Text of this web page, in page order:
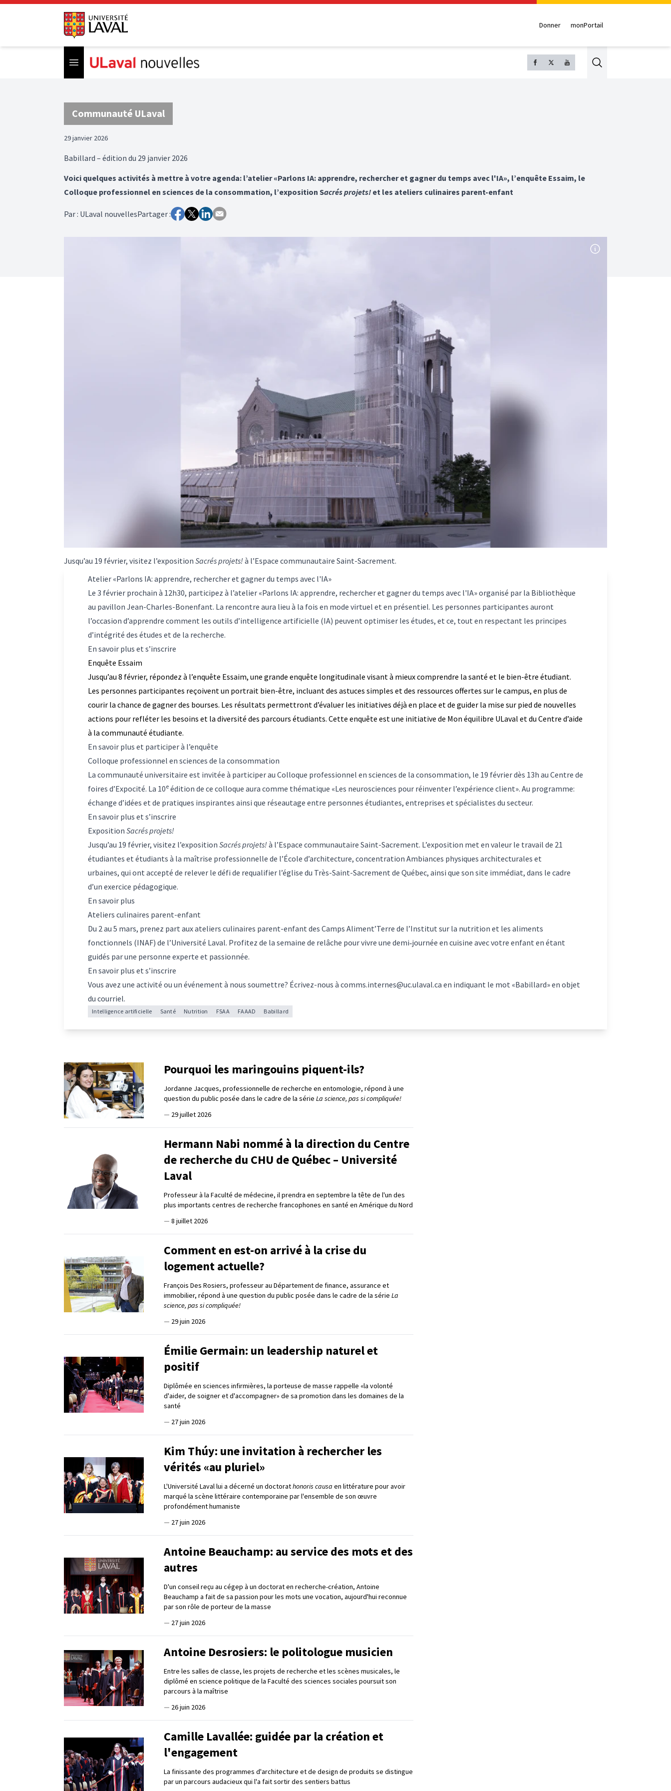
Donner monPortail
Open menu Search
Communauté ULaval
29 janvier 2026
Babillard – édition du 29 janvier 2026
Voici quelques activités à mettre à votre agenda: l’atelier «Parlons IA: apprendre, rechercher et gagner du temps avec l'IA», l’enquête Essaim, le
Colloque professionnel en sciences de la consommation, l’exposition Sacrés projets! et les ateliers culinaires parent-enfant
Par: ULaval nouvellesPartager :
Jusqu’au 19 février, visitez l’exposition Sacrés projets! à l’Espace communautaire Saint-Sacrement.
Atelier «Parlons IA: apprendre, rechercher et gagner du temps avec l'IA»
Le 3 février prochain à 12h30, participez à l’atelier «Parlons IA: apprendre, rechercher et gagner du temps avec l'IA»organisé par la Bibliothèque
au pavillon Jean-Charles-Bonenfant. La rencontre aura lieu à la fois en mode virtuel et en présentiel. Les personnes participantes auront
l’occasion d’apprendre comment les outils d’intelligence artificielle (IA) peuvent optimiser les études, et ce, tout en respectant les principes
d’intégrité des études et de la recherche.
En savoir plus et s’inscrire
Enquête Essaim
Jusqu’au 8 février, répondez à l’enquête Essaim, une grande enquête longitudinale visant à mieux comprendre la santé et le bien-être étudiant.
Les personnes participantes reçoivent un portrait bien-être, incluant des astuces simples et des ressources offertes sur le campus, en plus de
courir la chance de gagner des bourses. Les résultats permettront d’évaluer les initiatives déjà en place et de guider la mise sur pied de nouvelles
actions pour refléter les besoins et la diversité des parcours étudiants. Cette enquête est une initiative de Mon équilibre ULaval et du Centre d’aide
à la communauté étudiante.
En savoir plus et participer à l’enquête
Colloque professionnel en sciences de la consommation
La communauté universitaire est invitée à participer au Colloque professionnel en sciences de la consommation, le 19 février dès 13h au Centre de
foires d’Expocité. La 10e édition de ce colloque aura comme thématique «Les neurosciences pour réinventer l’expérience client». Au programme:
échange d’idées et de pratiques inspirantes ainsi que réseautage entre personnes étudiantes, entreprises et spécialistes du secteur.
En savoir plus et s’inscrire
Exposition Sacrés projets!
Jusqu’au 19 février, visitez l’exposition Sacrés projets! à l’Espace communautaire Saint-Sacrement. L’exposition met en valeur le travail de 21
étudiantes et étudiants à la maîtrise professionnelle de l’École d’architecture, concentration Ambiances physiques architecturales et
urbaines, qui ont accepté de relever le défi de requalifier l’église du Très-Saint-Sacrement de Québec, ainsi que son site immédiat, dans le cadre
d’un exercice pédagogique.
En savoir plus
Ateliers culinaires parent-enfant
Du 2 au 5 mars, prenez part aux ateliers culinaires parent-enfant des Camps Aliment’Terre de l’Institut sur la nutrition et les aliments
fonctionnels (INAF) de l’Université Laval. Profitez de la semaine de relâche pour vivre une demi‑journée en cuisine avec votre enfant en étant
guidés par une personne experte et passionnée.
En savoir plus et s’inscrire
Vous avez une activité ou un événement à nous soumettre? Écrivez-nous à comms.internes@uc.ulaval.ca en indiquant le mot «Babillard» en objet
du courriel.
Intelligence artificielle Santé Nutrition FSAA FAAAD Babillard
Pourquoi les maringouins piquent-ils?
Jordanne Jacques, professionnelle de recherche en entomologie, répond à une
question du public posée dans le cadre de la série La science, pas si compliquée!
— 29 juillet 2026
Hermann Nabi nommé à la direction du Centre
de recherche du CHU de Québec – Université
Laval
Professeur à la Faculté de médecine, il prendra en septembre la tête de l'un des
plus importants centres de recherche francophones en santé en Amérique du Nord
— 8 juillet 2026
Comment en est-on arrivé à la crise du
logement actuelle?
François Des Rosiers, professeur au Département de finance, assurance et
immobilier, répond à une question du public posée dans le cadre de la série La
science, pas si compliquée!
— 29 juin 2026
Émilie Germain: un leadership naturel et
positif
Diplômée en sciences infirmières, la porteuse de masse rappelle «la volonté
d'aider, de soigner et d'accompagner» de sa promotion dans les domaines de la
santé
— 27 juin 2026
Kim Thúy: une invitation à rechercher les
vérités «au pluriel»
L'Université Laval lui a décerné un doctorathonoris causa en littérature pour avoir
marqué la scène littéraire contemporaine par l'ensemble de son œuvre
profondément humaniste
— 27 juin 2026
Antoine Beauchamp: au service des mots et des
autres
D'un conseil reçu au cégep à un doctorat en recherche-création, Antoine
Beauchamp a fait de sa passion pour les mots une vocation, aujourd'hui reconnue
par son rôle de porteur de la masse
— 27 juin 2026
Antoine Desrosiers: le politologue musicien
Entre les salles de classe, les projets de recherche et les scènes musicales, le
diplômé en science politique de la Faculté des sciences sociales poursuit son
parcours à la maîtrise
— 26 juin 2026
Camille Lavallée: guidée par la création et
l'engagement
La finissante des programmes d'architecture et de design de produits se distingue
par un parcours audacieux qui l'a fait sortir des sentiers battus